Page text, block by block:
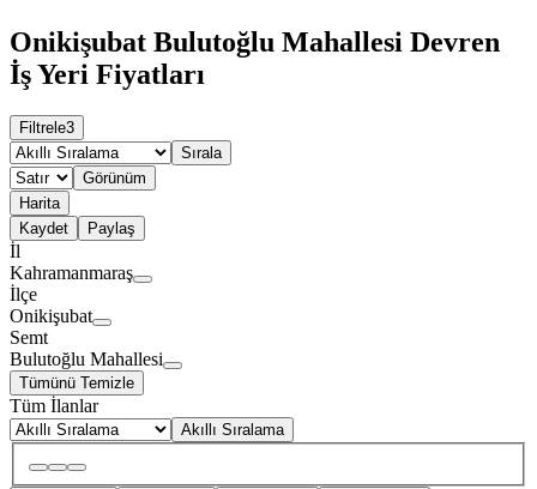
Onikişubat Bulutoğlu Mahallesi Devren
İş Yeri Fiyatları
Filtrele3
Sırala
Görünüm
Harita
Kaydet
Paylaş
İl
Kahramanmaraş
İlçe
Onikişubat
Semt
Bulutoğlu Mahallesi
Tümünü Temizle
Tüm İlanlar
Akıllı Sıralama